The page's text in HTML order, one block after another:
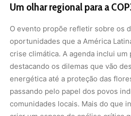
Um olhar regional para a
O evento propõe refletir sobre os
oportunidades que a América
crise climática. A agenda inclui um
destacando os dilemas que vão
energética até a proteção das
passando pelo papel dos povos
comunidades locais. Mais do que